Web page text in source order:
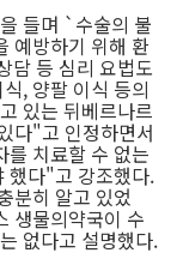
들며 `수술의 불
예방하기 위해 환
담 등 심리 요법도
, 양팔 이식 등의
있는 뒤베르나르
다"고 인정하면서
치료할 수 없는
했다"고 강조했다.
분히 알고 있었
생물의약국이 수
없다고 설명했다.